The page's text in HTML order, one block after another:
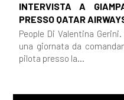
Richard
Ottobre 2018
INTERVISTA A
PRESSO QATAR
People Di Valentina
una giornata da
pilota presso la...